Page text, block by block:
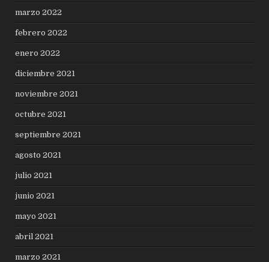
marzo 2022
febrero 2022
enero 2022
diciembre 2021
noviembre 2021
octubre 2021
septiembre 2021
agosto 2021
julio 2021
junio 2021
mayo 2021
abril 2021
marzo 2021